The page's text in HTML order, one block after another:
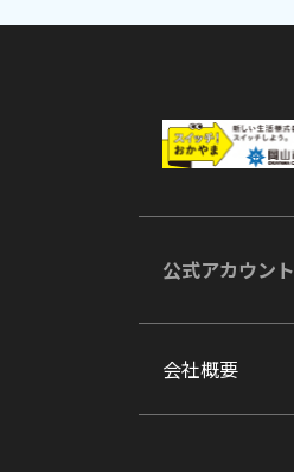
公式アカウント
会社概要